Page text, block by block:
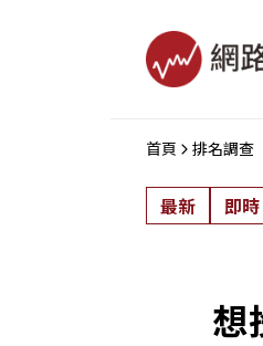
首頁 排名調查
最新 即時
想